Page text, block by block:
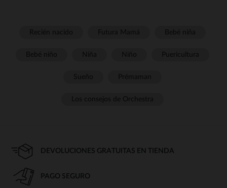
DEVOLUCIONES GRATUITAS EN TIENDA
PAGO SEGURO